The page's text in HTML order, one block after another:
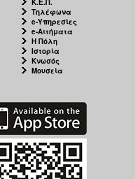
Τηλέφωνα
e-Υπηρεσίες
e-Αιτήματα
Η Πόλη
Ιστορία
Κνωσός
Μουσεία